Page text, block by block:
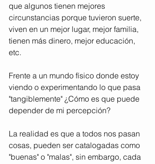
que algunos tienen mejores
circunstancias porque tuvieron suerte,
viven en un mejor lugar, mejor familia,
tienen más dinero, mejor educación,
etc.
Frente a un mundo físico donde estoy
viendo o experimentando lo que pasa
"tangiblemente" ¿Cómo es que puede
depender de mi percepción?
La realidad es que a todos nos pasan
cosas, pueden ser catalogadas como
"buenas" o "malas", sin embargo, cada